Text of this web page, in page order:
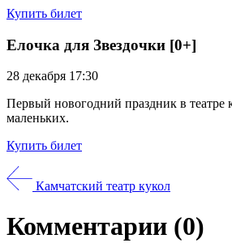
Купить билет
Елочка для Звездочки [0+]
28 декабря 17:30
Первый новогодний праздник в театре
маленьких.
Купить билет
Камчатский театр кукол
Комментарии (0)